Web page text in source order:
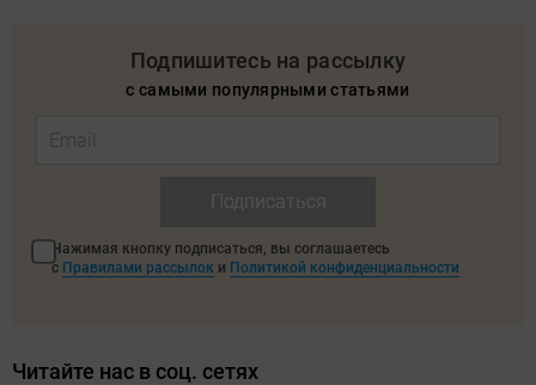
Подпишитесь на рассылку
с самыми популярными статьями
Нажимая кнопку подписаться, вы соглашаетесь
с Правилами рассылок и Политикой конфиденциальности
Читайте нас в соц. сетях